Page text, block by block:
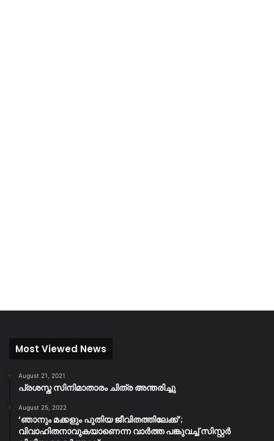
Most Viewed News
August 21, 2021
പ്രശസ്ത സിനിമാതാരം ചിത്ര അന്തരിച്ചു
August 25, 2022
‘ഞാനും മക്കളും പുതിയ ജീവിതത്തിലേക്ക്’;
വിവാഹിതനാവുകയാണെന്ന വാർത്ത പങ്കുവച്ച് സിസ്റ്റർ